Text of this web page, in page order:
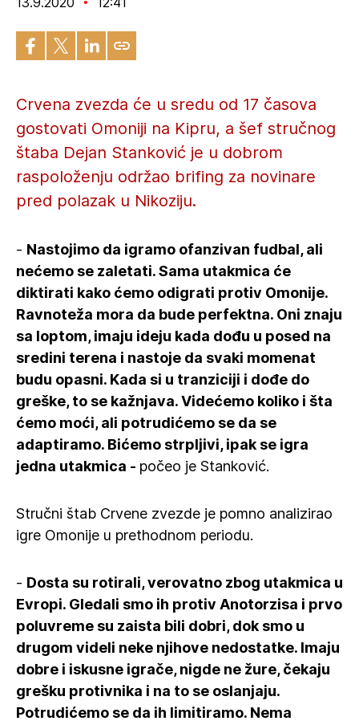
Crvena zvezda će u sredu od 17 časova
gostovati Omoniji na Kipru, a šef stručnog
štaba Dejan Stanković je u dobrom
raspoloženju održao brifing za novinare
pred polazak u Nikoziju.
- Nastojimo da igramo ofanzivan fudbal, ali
nećemo se zaletati. Sama utakmica će
diktirati kako ćemo odigrati protiv Omonije.
Ravnoteža mora da bude perfektna. Oni znaju
sa loptom, imaju ideju kada dođu u posed na
sredini terena i nastoje da svaki momenat
budu opasni. Kada si u tranziciji i dođe do
greške, to se kažnjava. Videćemo koliko i šta
ćemo moći, ali potrudićemo se da se
adaptiramo. Bićemo strpljivi, ipak se igra
jedna utakmica - počeo je Stanković.
Stručni štab Crvene zvezde je pomno analizirao
igre Omonije u prethodnom periodu.
- Dosta su rotirali, verovatno zbog utakmica u
Evropi. Gledali smo ih protiv Anotorzisa i prvo
poluvreme su zaista bili dobri, dok smo u
drugom videli neke njihove nedostatke. Imaju
dobre i iskusne igrače, nigde ne žure, čekaju
grešku protivnika i na to se oslanjaju.
Potrudićemo se da ih limitiramo. Nema